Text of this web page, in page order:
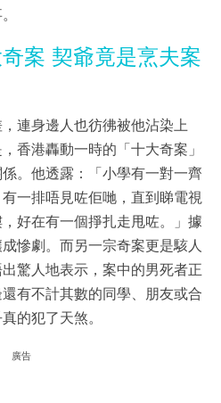
案 契爺竟是烹夫案
連身邊人也彷彿被他沾染上
香港轟動一時的「十大奇案」
。他透露：「小學有一對一齊
一排唔見咗佢哋，直到睇電視
好在有一個掙扎走甩咗。」據
慘劇。而另一宗奇案更是駭人
驚人地表示，案中的男死者正
有不計其數的同學、朋友或合
的犯了天煞。
廣告